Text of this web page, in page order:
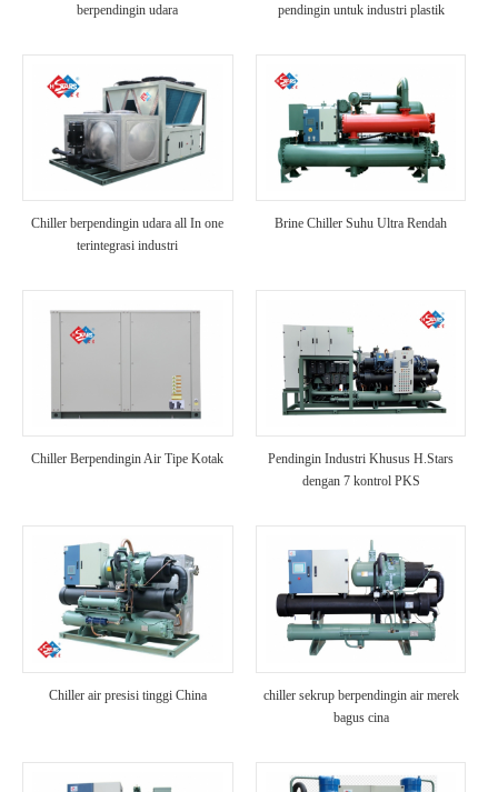
berpendingin udara
pendingin untuk industri plastik
Chiller berpendingin udara all In one
terintegrasi industri
Brine Chiller Suhu Ultra Rendah
Chiller Berpendingin Air Tipe Kotak
Pendingin Industri Khusus H.Stars
dengan 7 kontrol PKS
Chiller air presisi tinggi China
chiller sekrup berpendingin air merek
bagus cina